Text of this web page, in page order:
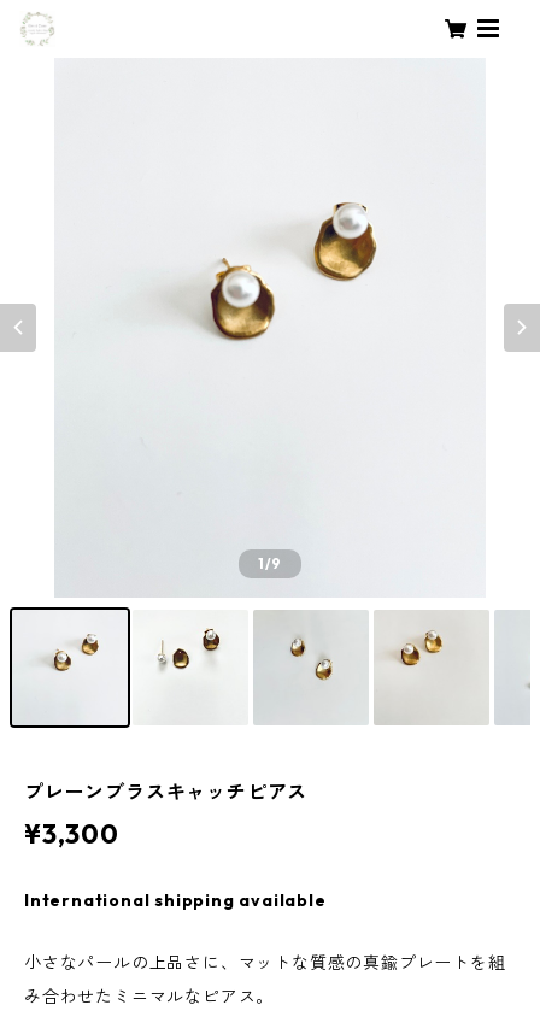
1/9
プレーンブラスキャッチピアス
¥3,300
International shipping available
小さなパールの上品さに、マットな質感の真鍮プレートを組
み合わせたミニマルなピアス。